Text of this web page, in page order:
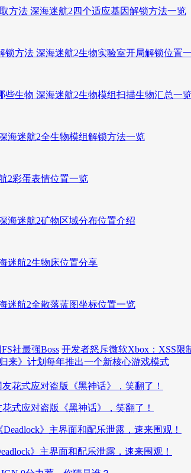
方法 深海迷航2四个适应基因解锁方法一览
锁方法 深海迷航2生物实验室开局解锁位置
些生物 深海迷航2生物模组扫描生物汇总一
海迷航2全生物模组解锁方法一览
2彩蛋表情位置一览
海迷航2矿物区域分布位置介绍
迷航2生物床位置分享
迷航2全散落蓝图坐标位置一览
社最强Boss 开发者怒斥微软Xbox：XSS限
来》计划每年推出一个新核心游戏模式
式应对盗版《黑神话》，笑翻了！
》主界面和配乐泄露，速来围观！